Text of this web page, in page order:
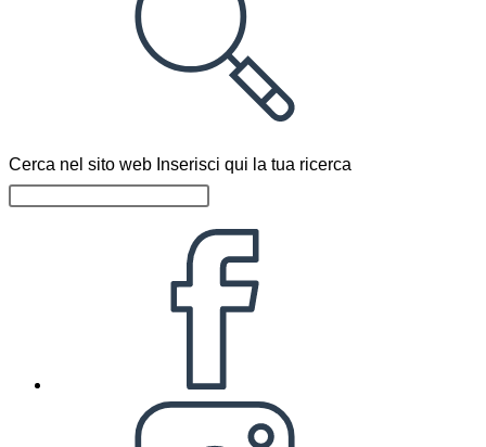
Cerca nel sito web Inserisci qui la tua ricerca